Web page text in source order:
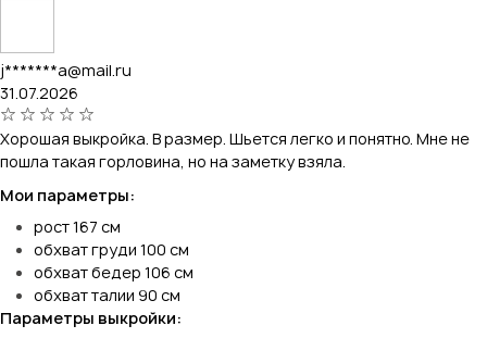
j*******a@mail.ru
31.07.2026
Хорошая выкройка. В размер. Шьется легко и понятно. Мне не
пошла такая горловина, но на заметку взяла.
Мои параметры:
рост 167 см
обхват груди 100 см
обхват бедер 106 см
обхват талии 90 см
Параметры выкройки: